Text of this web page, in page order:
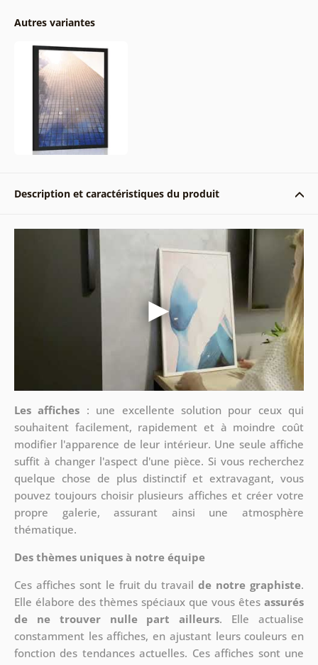
Autres variantes
Description et caractéristiques du produit
Les affiches : une excellente solution pour ceux qui
souhaitent facilement, rapidement et à moindre coût
modifier l'apparence de leur intérieur. Une seule affiche
suffit à changer l'aspect d'une pièce. Si vous recherchez
quelque chose de plus distinctif et extravagant, vous
pouvez toujours choisir plusieurs affiches et créer votre
propre galerie, assurant ainsi une atmosphère
thématique.
Des thèmes uniques à notre équipe
Ces affiches sont le fruit du travail de notre graphiste.
Elle élabore des thèmes spéciaux que vous êtesassurés
de ne trouver nulle part ailleurs. Elle actualise
constamment les affiches, en ajustant leurs couleurs en
fonction des tendances actuelles. Ces affiches sont une